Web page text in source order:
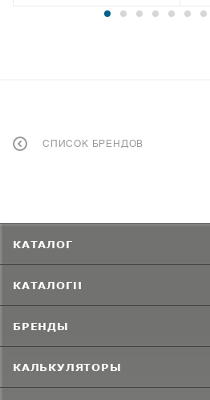
СПИСОК БРЕНДОВ
КАТАЛОГ
КАТАЛОГИ
БРЕНДЫ
КАЛЬКУЛЯТОРЫ